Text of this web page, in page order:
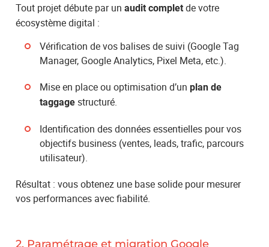
Tout projet débute par unaudit complet de votre
écosystème digital :
Vérification de vos balises de suivi (Google Tag
Manager, Google Analytics, Pixel Meta, etc.).
Mise en place ou optimisation d’unplan de
taggage structuré.
Identification des données essentielles pour vos
objectifs business (ventes, leads, trafic, parcours
utilisateur).
Résultat : vous obtenez une base solide pour mesurer
vos performances avec fiabilité.
2. Paramétrage et migration Google